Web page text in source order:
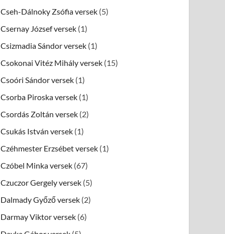
Cseh-Dálnoky Zsófia versek (5)
Csernay József versek (1)
Csizmadia Sándor versek (1)
Csokonai Vitéz Mihály versek (15)
Csoóri Sándor versek (1)
Csorba Piroska versek (1)
Csordás Zoltán versek (2)
Csukás István versek (1)
Czéhmester Erzsébet versek (1)
Czóbel Minka versek (67)
Czuczor Gergely versek (5)
Dalmady Győző versek (2)
Darmay Viktor versek (6)